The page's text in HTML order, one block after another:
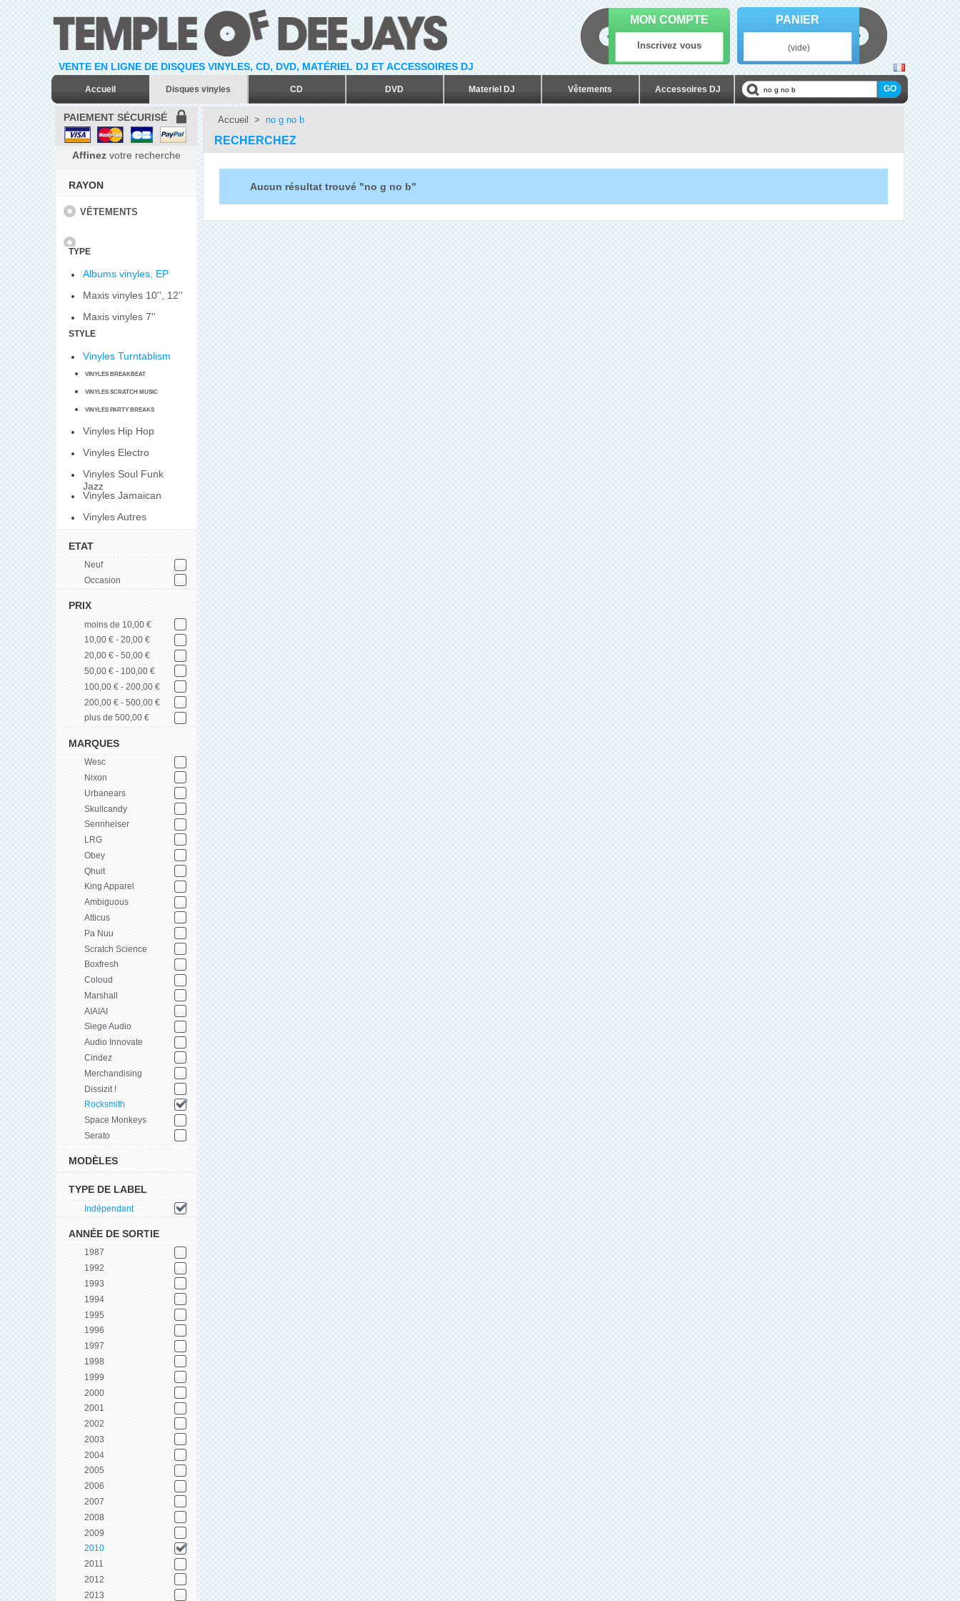
VENTE EN LIGNE DE DISQUES VINYLES, CD, DVD, MATÉRIEL DJ ET ACCESSOIRES DJ
Accueil Disques vinyles CD DVD Materiel DJ Vêtements Accessoires DJ
MON COMPTE
Inscrivez vous
PANIER
(vide)
PAIEMENT SÉCURISÉ
Affinez votre recherche
RAYON
VÊTEMENTS
TYPE
Albums vinyles, EP
Maxis vinyles 10'', 12''
Maxis vinyles 7''
STYLE
Vinyles Turntablism
VINYLES BREAKBEAT
VINYLES SCRATCH MUSIC
VINYLES PARTY BREAKS
Vinyles Hip Hop
Vinyles Electro
Vinyles Soul Funk
Jazz
Vinyles Jamaican
Vinyles Autres
ETAT
Neuf
Occasion
PRIX
moins de 10,00 €
10,00 € - 20,00 €
20,00 € - 50,00 €
50,00 € - 100,00 €
100,00 € - 200,00 €
200,00 € - 500,00 €
plus de 500,00 €
MARQUES
Wesc
Nixon
Urbanears
Skullcandy
Sennheiser
LRG
Obey
Qhuit
King Apparel
Ambiguous
Atticus
Pa Nuu
Scratch Science
Boxfresh
Coloud
Marshall
AIAIAI
Siege Audio
Audio Innovate
Cindez
Merchandising
Dissizit !
Rocksmith
Space Monkeys
Serato
MODÈLES
TYPE DE LABEL
Indépendant
ANNÉE DE SORTIE
1987
1992
1993
1994
1995
1996
1997
1998
1999
2000
2001
2002
2003
2004
2005
2006
2007
2008
2009
2010
2011
2012
2013
Accueil > no g no b
RECHERCHEZ
Aucun résultat trouvé "no g no b"